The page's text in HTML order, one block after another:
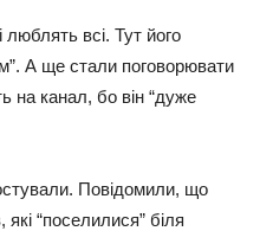
люблять всі. Тут його
А ще стали поговорювати
на канал, бо він “дуже
Повідомили, що
“поселилися” біля